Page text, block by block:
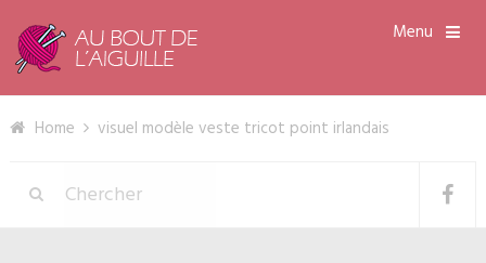
Menu
Home visuel modèle veste tricot point irlandais